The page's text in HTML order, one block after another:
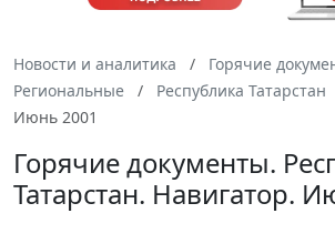
Новости и аналитика
Горячие
Региональные
Республика Татарстан
Июнь 2001
Горячие документы.
Татарстан. Навигатор.